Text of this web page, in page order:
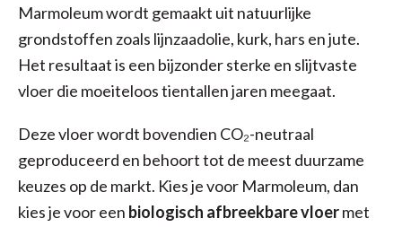
Marmoleum wordt gemaakt uit natuurlijke
grondstoffen zoals lijnzaadolie, kurk, hars en jute.
Het resultaat is een bijzonder sterke en slijtvaste
vloer die moeiteloos tientallen jaren meegaat.
Deze vloer wordt bovendien CO₂-neutraal
geproduceerd en behoort tot de meest duurzame
keuzes op de markt. Kies je voor Marmoleum, dan
kies je voor een biologisch afbreekbare vloermet